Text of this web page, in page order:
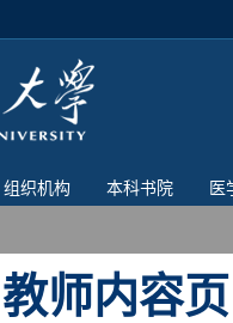
组织机构 本科书院 医
教师内容页